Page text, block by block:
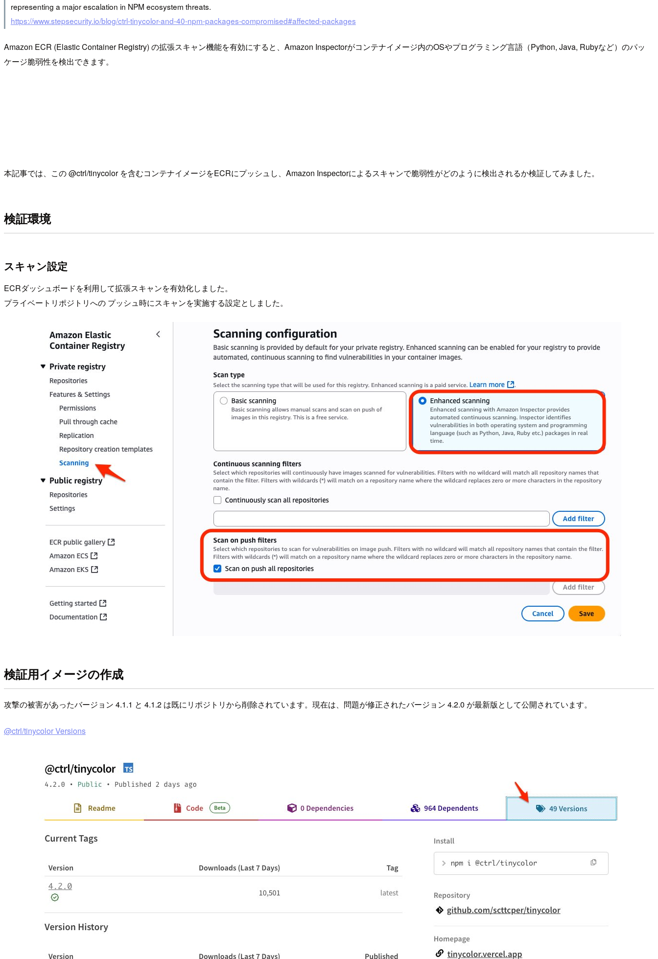
representing a major escalation in NPM ecosystem threats.
https://www.stepsecurity.io/blog/ctrl-tinycolor-and-40-npm-packages-compromised#affected-packages
Amazon ECR (Elastic Container Registry) の拡張スキャン機能を有効にすると、Amazon Inspectorがコンテナイメージ内のOSやプログラミング言語（Python, Java, Rubyなど）のパッ
ケージ脆弱性を検出できます。
本記事では、この @ctrl/tinycolor を含むコンテナイメージをECRにプッシュし、Amazon Inspectorによるスキャンで脆弱性がどのように検出されるか検証してみました。
検証環境
スキャン設定
ECRダッシュボードを利用して拡張スキャンを有効化しました。
プライベートリポジトリへの プッシュ時にスキャンを実施する設定としました。
検証用イメージの作成
攻撃の被害があったバージョン 4.1.1 と 4.1.2 は既にリポジトリから削除されています。現在は、問題が修正されたバージョン 4.2.0 が最新版として公開されています。
@ctrl/tinycolor Versions